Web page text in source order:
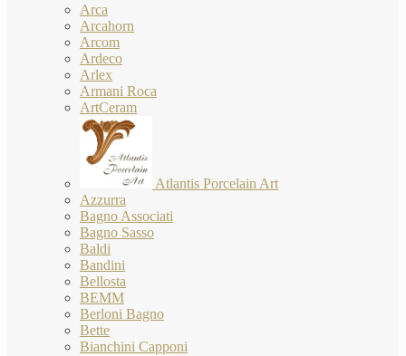
Arca
Arcahorn
Arcom
Ardeco
Arlex
Armani Roca
ArtCeram
Atlantis Porcelain Art
Azzurra
Bagno Associati
Bagno Sasso
Baldi
Bandini
Bellosta
BEMM
Berloni Bagno
Bette
Bianchini Capponi